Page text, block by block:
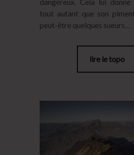
tout autant que son
peut-être quelques sueurs…
lire le topo